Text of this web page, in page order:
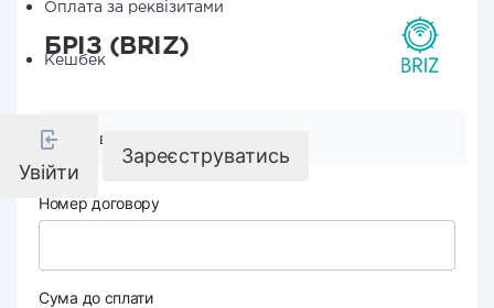
Оплата за реквізитами
Кешбек
Увійти
Зареєструватись
БРІЗ (BRIZ)
Реквізити компанії
Номер договору
Сума до сплати